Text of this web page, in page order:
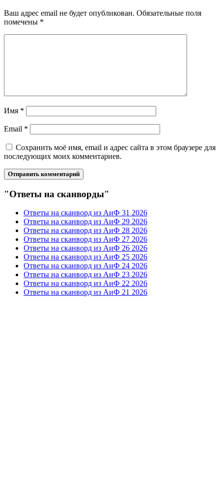
Ваш адрес email не будет опубликован. Обязательные поля
помечены *
Имя *
Email *
Сохранить моё имя, email и адрес сайта в этом браузере для
последующих моих комментариев.
"Ответы на сканворды"
Ответы на сканворд из АиФ 31 2026
Ответы на сканворд из АиФ 29 2026
Ответы на сканворд из АиФ 28 2026
Ответы на сканворд из АиФ 27 2026
Ответы на сканворд из АиФ 26 2026
Ответы на сканворд из АиФ 25 2026
Ответы на сканворд из АиФ 24 2026
Ответы на сканворд из АиФ 23 2026
Ответы на сканворд из АиФ 22 2026
Ответы на сканворд из АиФ 21 2026